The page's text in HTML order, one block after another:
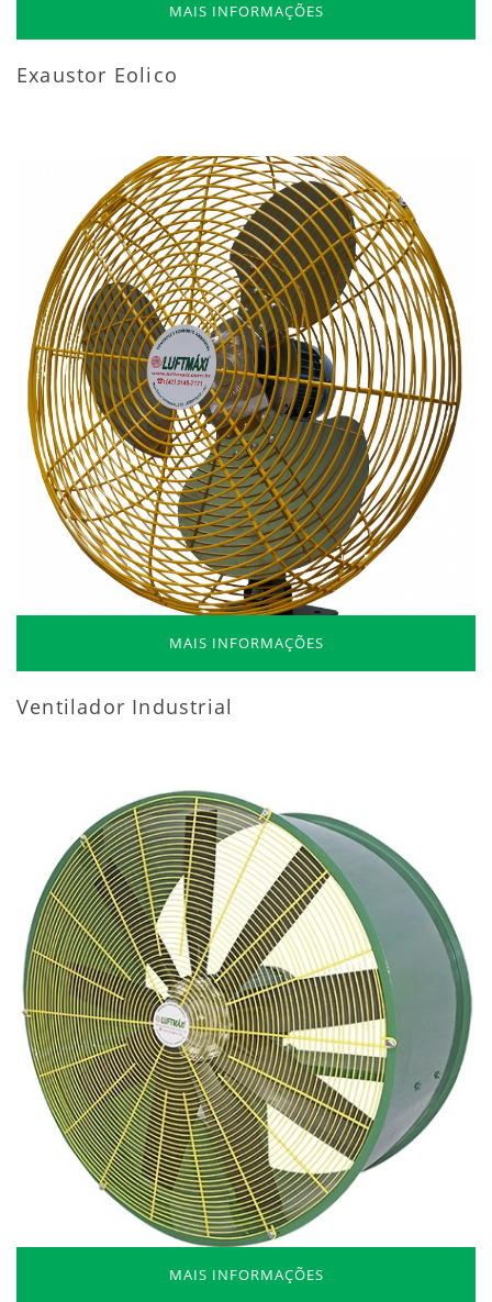
MAIS INFORMAÇÕES
Exaustor Eolico
MAIS INFORMAÇÕES
Ventilador Industrial
MAIS INFORMAÇÕES